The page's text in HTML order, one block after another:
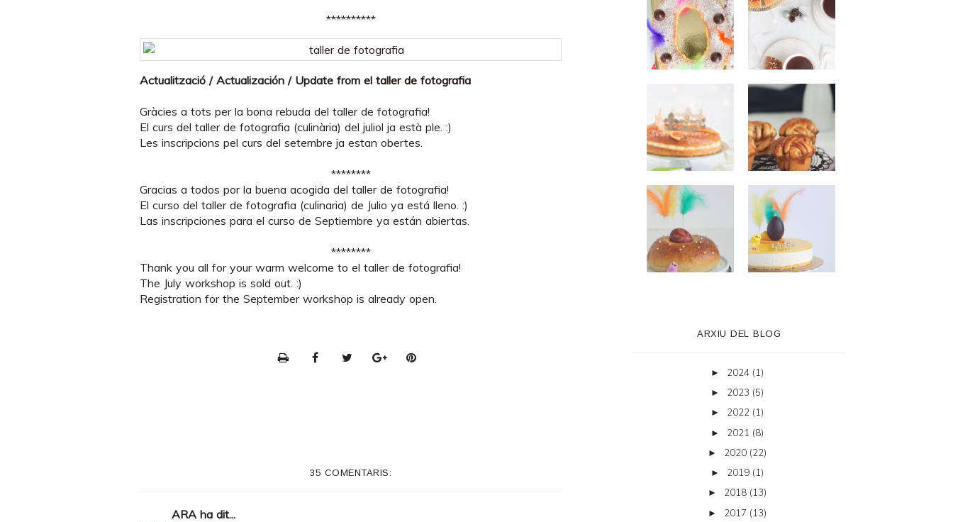
**********
Actualització / Actualización / Update from el taller de fotografia
Gràcies a tots per la bona rebuda del taller de fotografia!
El curs del taller de fotografia (culinària) del juliol ja està ple. :)
Les inscripcions pel curs del setembre ja estan obertes.
********
Gracias a todos por la buena acogida del taller de fotografia!
El curso del taller de fotografia (culinaria) de Julio ya está lleno. :)
Las inscripciones para el curso de Septiembre ya están abiertas.
********
Thank you all for your warm welcome to el taller de fotografia!
The July workshop is sold out. :)
Registration for the September workshop is already open.
35 COMENTARIS:
ARA ha dit...
ARXIU DEL BLOG
► 2024 (1)
► 2023 (5)
► 2022 (1)
► 2021 (8)
► 2020 (22)
► 2019 (1)
► 2018 (13)
► 2017 (13)